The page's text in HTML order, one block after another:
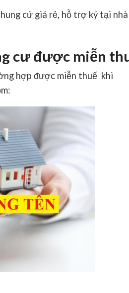
cứ giá rẻ, hỗ trợ ký tại nhà
cư được miễn
hợp được miễn thuế khi